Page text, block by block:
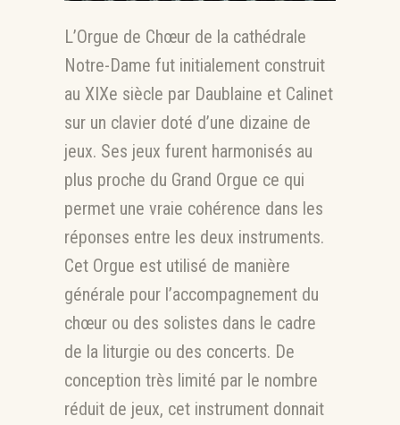
L’Orgue de Chœur de la cathédrale
Notre-Dame fut initialement construit
au XIXe siècle par Daublaine et Calinet
sur un clavier doté d’une dizaine de
jeux. Ses jeux furent harmonisés au
plus proche du Grand Orgue ce qui
permet une vraie cohérence dans les
réponses entre les deux instruments.
Cet Orgue est utilisé de manière
générale pour l’accompagnement du
chœur ou des solistes dans le cadre
de la liturgie ou des concerts. De
conception très limité par le nombre
réduit de jeux, cet instrument donnait